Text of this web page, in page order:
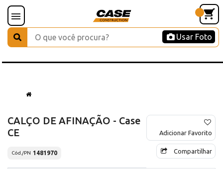
Usar Foto
CALÇO DE AFINAÇÃO - Case
CE
Cód./PN 1481970
Adicionar Favorito
Compartilhar